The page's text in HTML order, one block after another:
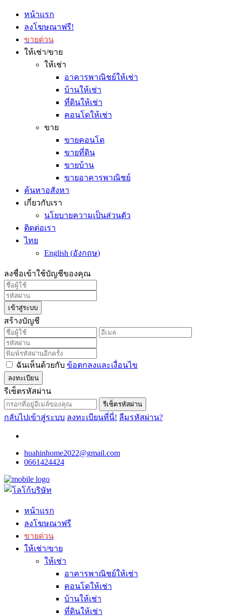
หน้าแรก
ลงโฆษณาฟรี!
ขายด่วน
ให้เช่า/ขาย
ให้เช่า
อาคารพาณิชย์ให้เช่า
บ้านให้เช่า
ที่ดินให้เช่า
คอนโดให้เช่า
ขาย
ขายคอนโด
ขายที่ดิน
ขายบ้าน
ขายอาคารพาณิชย์
ค้นหาอสังหา
เกี่ยวกับเรา
นโยบายความเป็นส่วนตัว
ติดต่อเรา
ไทย
English (อังกฤษ)
ลงชื่อเข้าใช้บัญชีของคุณ
เข้าสู่ระบบ
สร้างบัญชี
ฉันเห็นด้วยกับ ข้อตกลงและเงื่อนไข
ลงทะเบียน
รีเซ็ตรหัสผ่าน
รีเซ็ตรหัสผ่าน
กลับไปเข้าสู่ระบบ ลงทะเบียนที่นี่! ลืมรหัสผ่าน?
huahinhome2022@gmail.com
0661424424
หน้าแรก
ลงโฆษณาฟรี
ขายด่วน
ให้เช่า/ขาย
ให้เช่า
อาคารพาณิชย์ให้เช่า
คอนโดให้เช่า
บ้านให้เช่า
ที่ดินให้เช่า